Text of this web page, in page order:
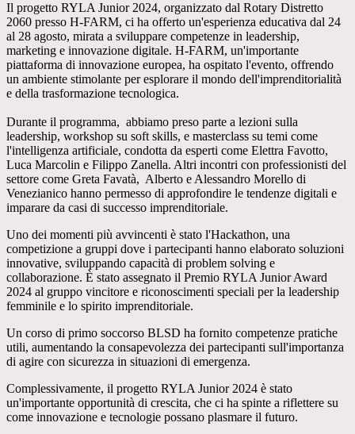
Il progetto RYLA Junior 2024, organizzato dal Rotary Distretto
2060 presso H-FARM, ci ha offerto un'esperienza educativa dal 24
al 28 agosto, mirata a sviluppare competenze in leadership,
marketing e innovazione digitale. H-FARM, un'importante
piattaforma di innovazione europea, ha ospitato l'evento, offrendo
un ambiente stimolante per esplorare il mondo dell'imprenditorialità
e della trasformazione tecnologica.
Durante il programma, abbiamo preso parte a lezioni sulla
leadership, workshop su soft skills, e masterclass su temi come
l'intelligenza artificiale, condotta da esperti come Elettra Favotto,
Luca Marcolin e Filippo Zanella. Altri incontri con professionisti del
settore come Greta Favatà, Alberto e Alessandro Morello di
Venezianico hanno permesso di approfondire le tendenze digitali e
imparare da casi di successo imprenditoriale.
Uno dei momenti più avvincenti è stato l'Hackathon, una
competizione a gruppi dove i partecipanti hanno elaborato soluzioni
innovative, sviluppando capacità di problem solving e
collaborazione. È stato assegnato il Premio RYLA Junior Award
2024 al gruppo vincitore e riconoscimenti speciali per la leadership
femminile e lo spirito imprenditoriale.
Un corso di primo soccorso BLSD ha fornito competenze pratiche
utili, aumentando la consapevolezza dei partecipanti sull'importanza
di agire con sicurezza in situazioni di emergenza.
Complessivamente, il progetto RYLA Junior 2024 è stato
un'importante opportunità di crescita, che ci ha spinte a riflettere su
come innovazione e tecnologie possano plasmare il futuro.